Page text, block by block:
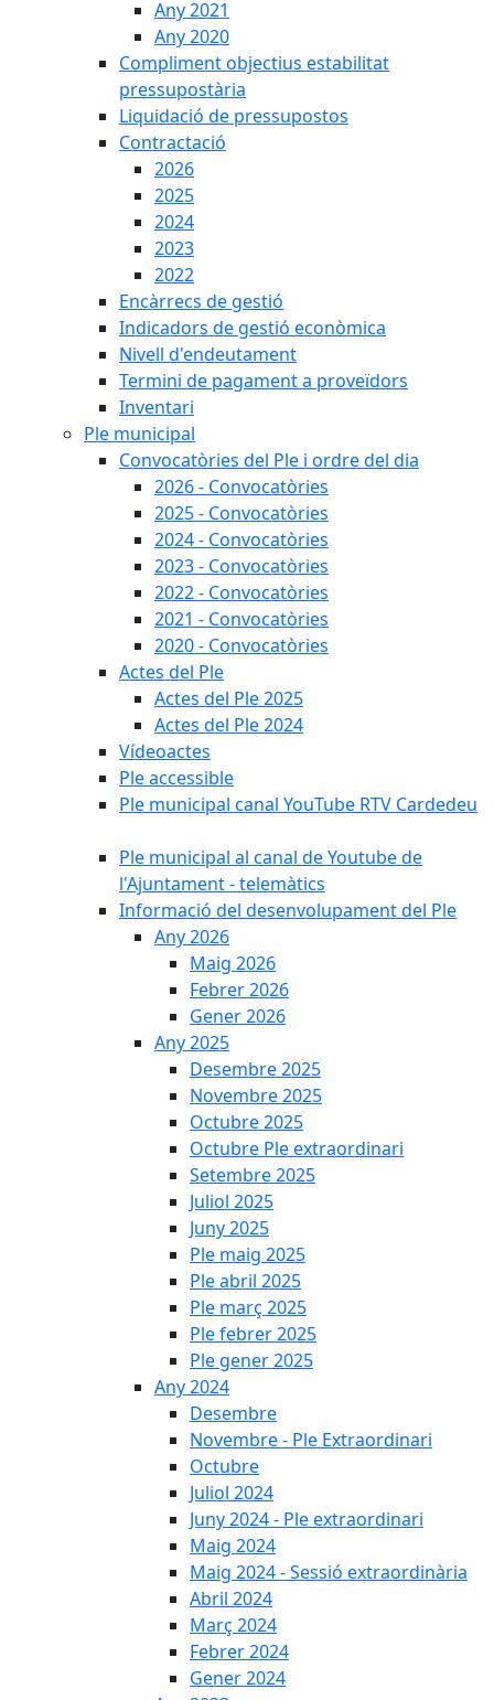
Any 2021
Any 2020
Compliment objectius estabilitat
pressupostària
Liquidació de pressupostos
Contractació
2026
2025
2024
2023
2022
Encàrrecs de gestió
Indicadors de gestió econòmica
Nivell d'endeutament
Termini de pagament a proveïdors
Inventari
Ple municipal
Convocatòries del Ple i ordre del dia
2026 - Convocatòries
2025 - Convocatòries
2024 - Convocatòries
2023 - Convocatòries
2022 - Convocatòries
2021 - Convocatòries
2020 - Convocatòries
Actes del Ple
Actes del Ple 2025
Actes del Ple 2024
Vídeoactes
Ple accessible
Ple municipal canal YouTube RTV Cardedeu
Ple municipal al canal de Youtube de
l'Ajuntament - telemàtics
Informació del desenvolupament del Ple
Any 2026
Maig 2026
Febrer 2026
Gener 2026
Any 2025
Desembre 2025
Novembre 2025
Octubre 2025
Octubre Ple extraordinari
Setembre 2025
Juliol 2025
Juny 2025
Ple maig 2025
Ple abril 2025
Ple març 2025
Ple febrer 2025
Ple gener 2025
Any 2024
Desembre
Novembre - Ple Extraordinari
Octubre
Juliol 2024
Juny 2024 - Ple extraordinari
Maig 2024
Maig 2024 - Sessió extraordinària
Abril 2024
Març 2024
Febrer 2024
Gener 2024